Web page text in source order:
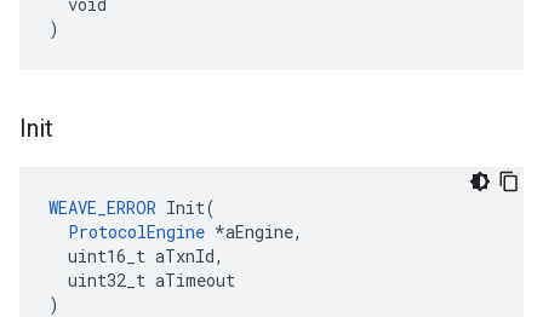
)
Init
WEAVE_ERROR Init(
ProtocolEngine *aEngine,
  uint16_t aTxnId,
  uint32_t aTimeout
)